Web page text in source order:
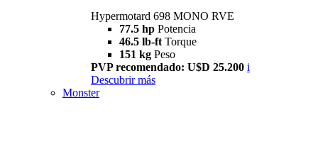
Hypermotard 698 MONO RVE
77.5 hp Potencia
46.5 lb-ft Torque
151 kg Peso
PVP recomendado: U$D 25.200 i
Descubrir más
Monster